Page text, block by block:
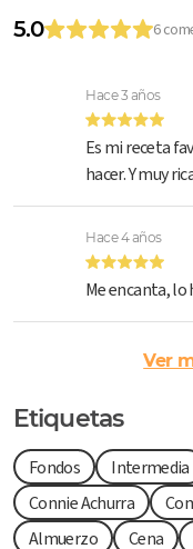
5.0
6
Hace 3 años
Es mi receta
hacer. Y muy
Hace 4 años
Me encanta, lo
Ver
Etiquetas
Fondos Intermedia
Connie Achurra
Almuerzo
Cena